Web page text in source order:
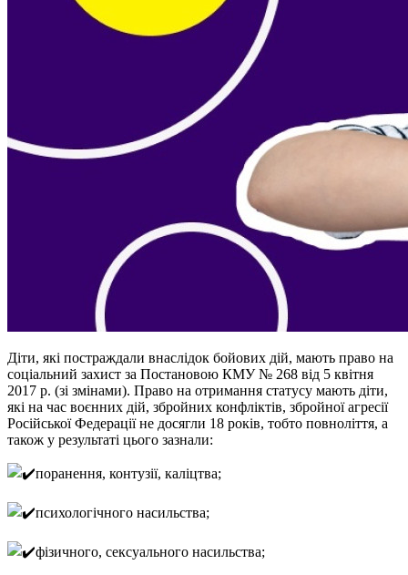
Діти, які постраждали внаслідок бойових дій, мають право на
соціальний захист за Постановою КМУ № 268 від 5 квітня
2017 р. (зі змінами). Право на отримання статусу мають діти,
які на час воєнних дій, збройних конфліктів, збройної агресії
Російської Федерації не досягли 18 років, тобто повноліття, а
також у результаті цього зазнали:
поранення, контузії, каліцтва;
психологічного насильства;
фізичного, сексуального насильства;